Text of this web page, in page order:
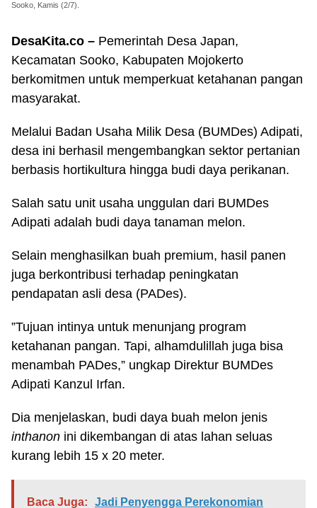
Sooko, Kamis (2/7).
DesaKita.co – Pemerintah Desa Japan,
Kecamatan Sooko, Kabupaten Mojokerto
berkomitmen untuk memperkuat ketahanan pangan
masyarakat.
Melalui Badan Usaha Milik Desa (BUMDes) Adipati,
desa ini berhasil mengembangkan sektor pertanian
berbasis hortikultura hingga budi daya perikanan.
Salah satu unit usaha unggulan dari BUMDes
Adipati adalah budi daya tanaman melon.
Selain menghasilkan buah premium, hasil panen
juga berkontribusi terhadap peningkatan
pendapatan asli desa (PADes).
”Tujuan intinya untuk menunjang program
ketahanan pangan. Tapi, alhamdulillah juga bisa
menambah PADes,” ungkap Direktur BUMDes
Adipati Kanzul Irfan.
Dia menjelaskan, budi daya buah melon jenis
inthanon ini dikembangan di atas lahan seluas
kurang lebih 15 x 20 meter.
Baca Juga:
Jadi Penyengga Perekonomian